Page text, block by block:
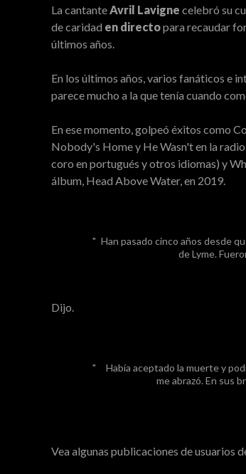
La cantante Avril Lavigne celebró su
de caridad en directopara recaudar
últimos años.
En los últimos años, varios fanáticos e
parece mucho a la que tenía cuando
En ese momento, golpeó éxitos como
Nobody's Home y He Wasn't en la
coro en portugués y otros idiomas) y
álbum, Head Above Water, en 2019.
Han pasado cinco años desde
de Lyme.
Dijo.
Había aceptado la muerte y
me abrazó. En sus
Vea algunas publicaciones de usuarios